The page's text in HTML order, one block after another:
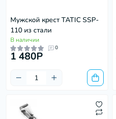
Мужской крест TATIC SSP-
110 из стали
В наличии
0
1 480P